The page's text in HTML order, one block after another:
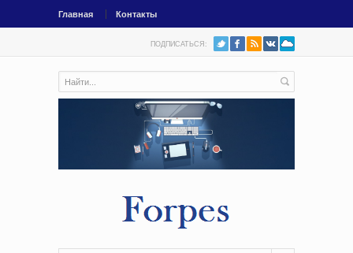
Главная Контакты
ПОДПИСАТЬСЯ: